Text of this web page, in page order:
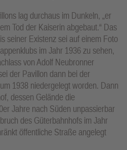
lag durchaus im Dunkeln, „er
Tod der Kaiserin abgebaut.“ Das
seiner Existenz sei auf einem Foto
im Jahr 1936 zu sehen,
von Adolf Neubronner
der Pavillon dann bei der
1938 niedergelegt worden. Dann
dessen Gelände die
Jahre nach Süden unpassierbar
des Güterbahnhofs im Jahr
öffentliche Straße angelegt